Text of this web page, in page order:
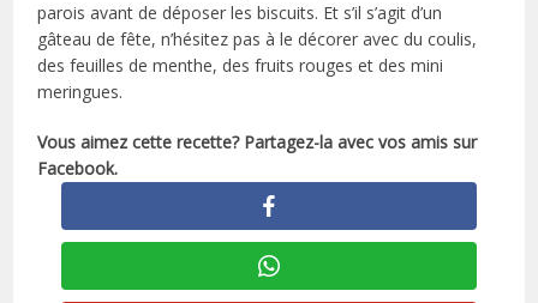
parois avant de déposer les biscuits. Et s’il s’agit d’un
gâteau de fête, n’hésitez pas à le décorer avec du coulis,
des feuilles de menthe, des fruits rouges et des mini
meringues.
Vous aimez cette recette? Partagez-la avec vos amis sur
Facebook.